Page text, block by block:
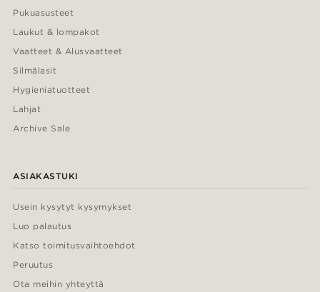
Pukuasusteet
Laukut & lompakot
Vaatteet & Alusvaatteet
Silmälasit
Hygieniatuotteet
Lahjat
Archive Sale
ASIAKASTUKI
Usein kysytyt kysymykset
Luo palautus
Katso toimitusvaihtoehdot
Peruutus
Ota meihin yhteyttä